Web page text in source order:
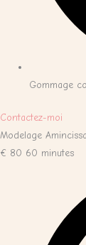
Gommage
Contactez-moi
Modelage
€ 80 60 minutes